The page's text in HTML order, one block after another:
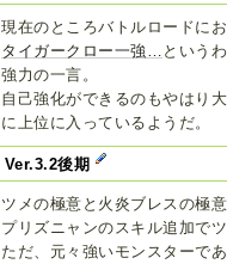
現在のところバトルロードに
タイガークロー一強… という
強力の一言。
自己強化ができるのもやはり
に上位に入っているようだ。
Ver.3.2後期
ツメの極意と火炎ブレスの極
プリズニャンのスキル追加で
ただ、元々強いモンスターで